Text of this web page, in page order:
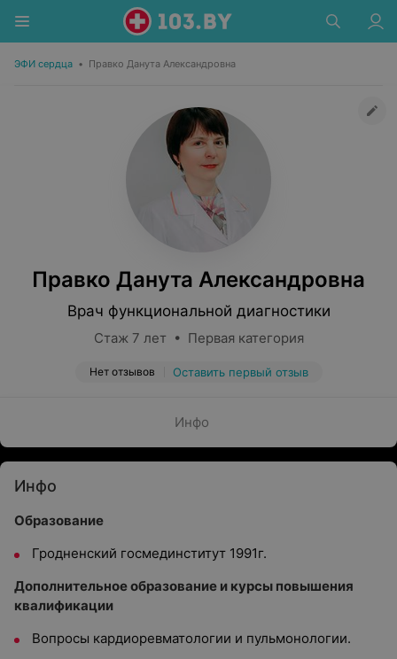
ЭФИ сердца • Правко Данута Александровна
Правко Данута Александровна
Врач функциональной диагностики
Стаж 7 лет • Первая категория
Нет отзывов Оставить первый отзыв
Инфо
Инфо
Образование
Гродненский госмединститут 1991г.
Дополнительное образование и курсы повышения
квалификации
Вопросы кардиоревматологии и пульмонологии.